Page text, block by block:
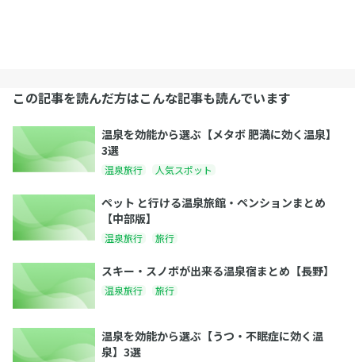
この記事を読んだ方はこんな記事も読んでいます
温泉を効能から選ぶ【メタボ 肥満に効く温泉】
3選
温泉旅行 人気スポット
ペット と行ける温泉旅館・ペンションまとめ
【中部版】
温泉旅行 旅行
スキー・スノボが出来る温泉宿まとめ【長野】
温泉旅行 旅行
温泉を効能から選ぶ【うつ・不眠症に効く温
泉】3選